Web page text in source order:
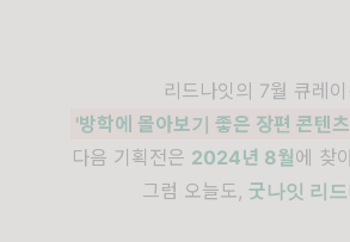
리드나잇의 7월 큐레
'방학에 몰아보기 좋은 장편 콘텐
다음 기획전은 2024년 8월에 찾
그럼 오늘도,굿나잇 리